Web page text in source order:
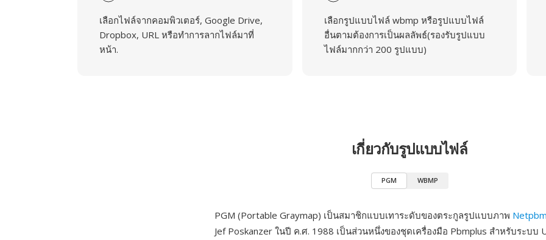
เลือกไฟล์จากคอมพิวเตอร์, Google Drive,
Dropbox, URL หรือทำการลากไฟล์มาที่
หน้า.
เลือกรูปแบบไฟล์ wbmp หรือรูปแบบไฟล์
อื่นตามต้องการเป็นผลลัพธ์(รองรับรูปแบบ
ไฟล์มากกว่า 200 รูปแบบ)
เกี่ยวกับรูปแบบไฟล์
PGM WBMP
PGM (Portable Graymap) เป็นสมาชิกแบบเทาระดับของตระกูลรูปแบบภาพ Netpbm
Jef Poskanzer ในปี ค.ศ. 1988 เป็นส่วนหนึ่งของชุดเครื่องมือ Pbmplus สำหรับระบบ